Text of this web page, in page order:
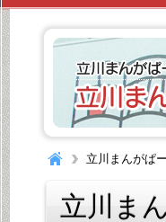
立川まんがぱ
立川ま